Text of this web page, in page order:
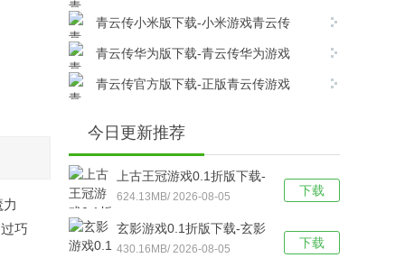
巧
安卓版下载
青云传小米版下载-小米游戏青云传
v17.8.0安卓版下载
青云传华为版下载-青云传华为游戏
v17.8.0安卓版下载
青云传官方版下载-正版青云传游戏
今日更新推荐
下载
上古王冠游戏0.1折版下载-
上古王冠(0.1折官方正版)
福利版 v1.0安卓版下载
624.13MB/ 2026-08-05
下载
玄影游戏0.1折版下载-玄影
（0.1折盗帅送真充）手游
430.16MB/ 2026-08-05